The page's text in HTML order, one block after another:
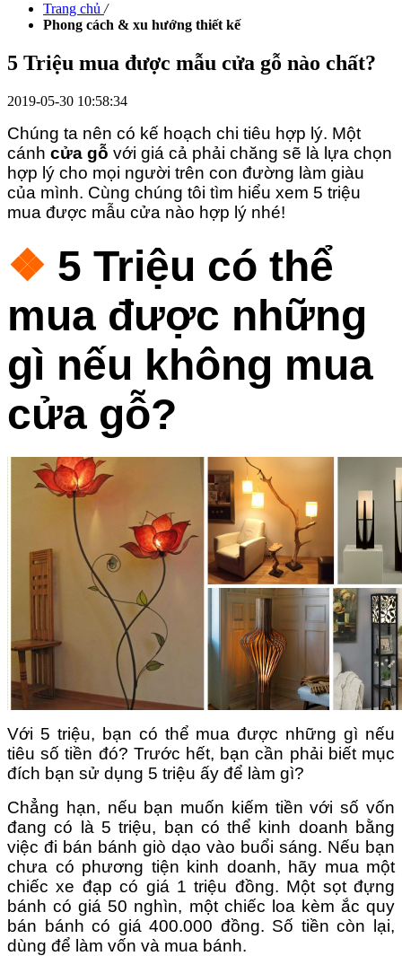
Trang chủ /
Phong cách & xu hướng thiết kế
5 Triệu mua được mẫu cửa gỗ nào chất?
2019-05-30 10:58:34
Chúng ta nên có kế hoạch chi tiêu hợp lý. Một
cánh cửa gỗ với giá cả phải chăng sẽ là lựa chọn
hợp lý cho mọi người trên con đường làm giàu
của mình. Cùng chúng tôi tìm hiểu xem 5 triệu
mua được mẫu cửa nào hợp lý nhé!
❖ 5 Triệu có thể
mua được những
gì nếu không mua
cửa gỗ?
Với 5 triệu, bạn có thể mua được những gì nếu
tiêu số tiền đó? Trước hết, bạn cần phải biết mục
đích bạn sử dụng 5 triệu ấy để làm gì?
Chẳng hạn, nếu bạn muốn kiếm tiền với số vốn
đang có là 5 triệu, bạn có thể kinh doanh bằng
việc đi bán bánh giò dạo vào buổi sáng. Nếu bạn
chưa có phương tiện kinh doanh, hãy mua một
chiếc xe đạp có giá 1 triệu đồng. Một sọt đựng
bánh có giá 50 nghìn, một chiếc loa kèm ắc quy
bán bánh có giá 400.000 đồng. Số tiền còn lại,
dùng để làm vốn và mua bánh.